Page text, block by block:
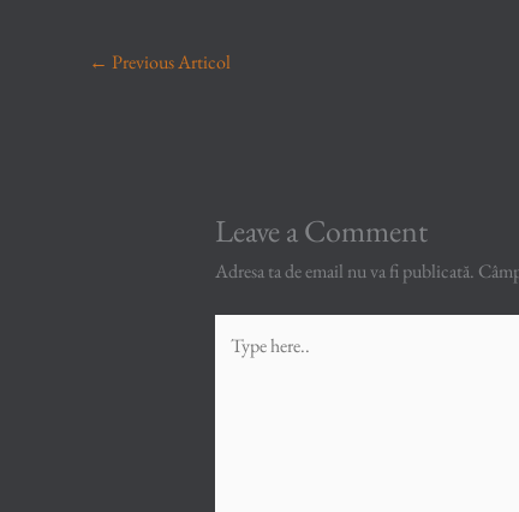
← Previous Articol
Leave a Comment
Adresa ta de email nu va fi publicată.
here..